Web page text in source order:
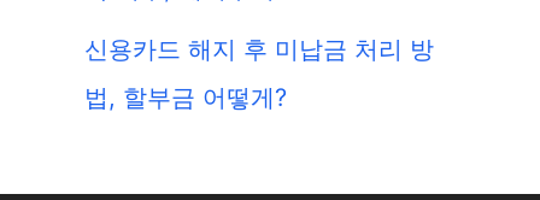
신용카드 해지 후 미납금 처리 방
법, 할부금 어떻게?